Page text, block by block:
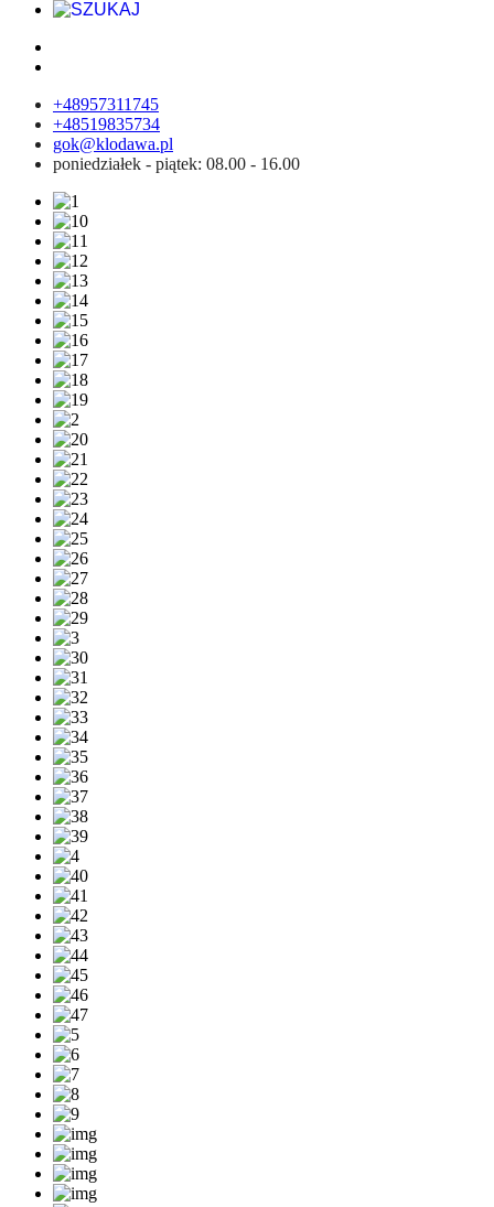
+48957311745
+48519835734
gok@klodawa.pl
poniedziałek - piątek: 08.00 - 16.00